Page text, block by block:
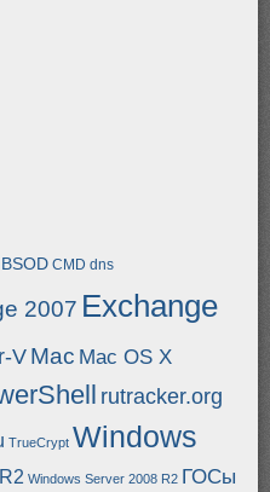
BSOD CMD dns
2007 Exchange
VMac Mac OS X
rutracker.org
TrueCrypt Windows
Windows Server 2008 R2 ГОСы